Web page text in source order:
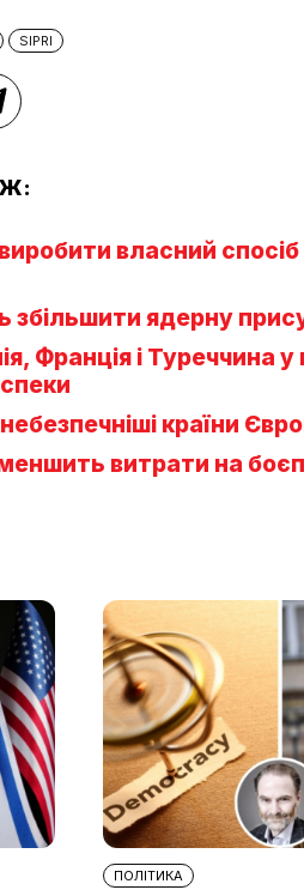
SIPRI
власний спосіб
ядерну
Франція і Туреччина
країни
витрати на
ПОЛІТИКА